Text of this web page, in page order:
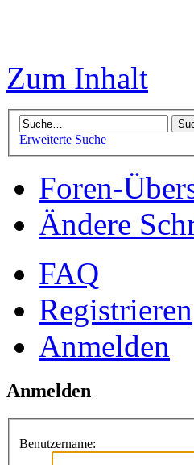
Zum Inhalt
Erweiterte Suche
Foren-
Ändere
FAQ
Registrieren
Anmelden
Anmelden
Benutzername: